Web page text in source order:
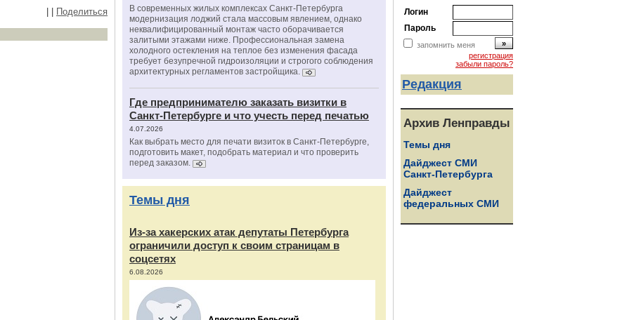
Поделиться
В современных жилых комплексах Санкт-Петербурга
модернизация лоджий стала массовым явлением, однако
неквалифицированный монтаж часто оборачивается
залитыми этажами ниже. Профессиональная замена
холодного остекления на теплое без изменения фасада
требует безупречной гидроизоляции и строгого соблюдения
архитектурных регламентов застройщика.
Где предпринимателю заказать визитки в
Санкт-Петербурге и что учесть перед печатью
4.07.2026
Как выбрать место для печати визиток в Санкт-Петербурге,
подготовить макет, подобрать материал и что проверить
перед заказом.
Темы дня
Из‑за хакерских атак депутаты Петербурга
ограничили доступ к своим страницам в
соцсетях
6.08.2026
Логин
Пароль
запомнить меня
регистрация
забыли пароль?
Редакция
Архив Ленправды
Темы дня
Дайджест СМИ
Санкт-Петербурга
Дайджест
федеральных СМИ